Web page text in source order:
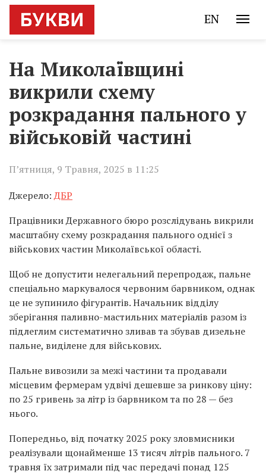
EN
На Миколаївщині
викрили схему
розкрадання пального у
військовій частині
П’ятниця, 9 Травня, 2025 в 11:25
Джерело:ДБР
Працівники Державного бюро розслідувань викрили
масштабну схему розкрадання пального однієї з
військових частин Миколаївської області.
Щоб не допустити нелегальний перепродаж, пальне
спеціально маркувалося червоним барвником, однак
це не зупинило фігурантів. Начальник відділу
зберігання паливно-мастильних матеріалів разом із
підлеглим систематично зливав та збував дизельне
пальне, виділене для військових.
Пальне вивозили за межі частини та продавали
місцевим фермерам удвічі дешевше за ринкову ціну:
по 25 гривень за літр із барвником та по 28 — без
нього.
Попередньо, від початку 2025 року зловмисники
реалізували щонайменше 13 тисяч літрів пального. 7
травня їх затримали під час передачі понад 125